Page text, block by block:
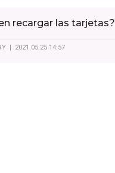
recargar las tarjetas?
| 2021.05.25 14:57